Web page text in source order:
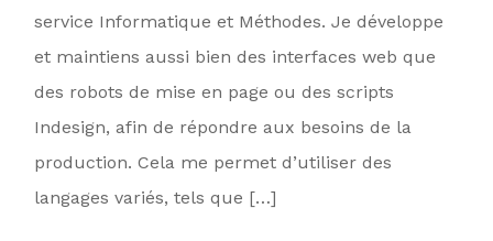
service Informatique et Méthodes. Je développe
et maintiens aussi bien des interfaces web que
des robots de mise en page ou des scripts
Indesign, afin de répondre aux besoins de la
production. Cela me permet d’utiliser des
langages variés, tels que […]